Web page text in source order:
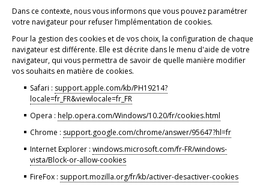
Dans ce contexte, nous vous informons que vous pouvez paramétrer
votre navigateur pour refuser l’implémentation de cookies.
Pour la gestion des cookies et de vos choix, la configuration de chaque
navigateur est différente. Elle est décrite dans le menu d'aide de votre
navigateur, qui vous permettra de savoir de quelle manière modifier
vos souhaits en matière de cookies.
Safari : support.apple.com/kb/PH19214?
locale=fr_FR&viewlocale=fr_FR
Opera : help.opera.com/Windows/10.20/fr/cookies.html
Chrome : support.google.com/chrome/answer/95647?hl=fr
Internet Explorer : windows.microsoft.com/fr-FR/windows-
vista/Block-or-allow-cookies
FireFox : support.mozilla.org/fr/kb/activer-desactiver-cookies